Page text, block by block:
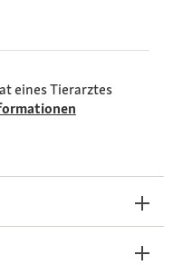
eines Tierarztes